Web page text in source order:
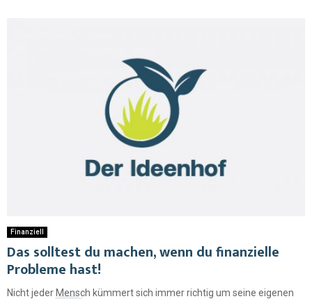
Finanziell
Das solltest du machen, wenn du finanzielle
Probleme hast!
Nicht jeder Mensch kümmert sich immer richtig um seine eigenen